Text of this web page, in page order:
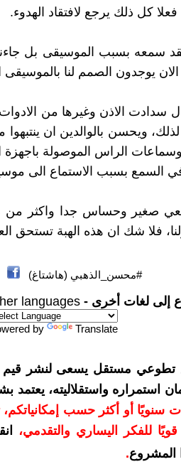
كل ذلك يرجع لافتقاد الهدوء.
سمعه بسبب الموسيقى بل
يوجدون الصمم لنا بالموسيقى
سدادت الاذن وغيرها من
ويحسن بالوالدين ان
وسماعات الراس الموصولة باجهزة
السمع بسبب الاستماع الى
صغير وحساس جدا واكثر من
فلا شك ان هذه الهبة تستحق
#محسن_الذهبي (هاشتاغ)
إلى لغات أخرى - languages
by Translate
تطوعي مستقل يسعى لنشر قيم
استمراره واستقلاليته،
بمبلغ 10 دولارات سنويًا أو أكثر حسب
للفكر اليساري والتقدمي،
المشروع.